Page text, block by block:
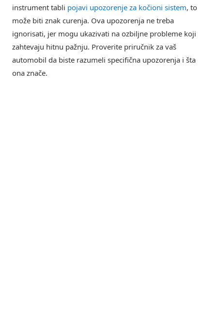
instrument tabli pojavi upozorenje za kočioni sistem, to
može biti znak curenja. Ova upozorenja ne treba
ignorisati, jer mogu ukazivati na ozbiljne probleme koji
zahtevaju hitnu pažnju. Proverite priručnik za vaš
automobil da biste razumeli specifična upozorenja i šta
ona znače.